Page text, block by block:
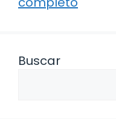
Buscar